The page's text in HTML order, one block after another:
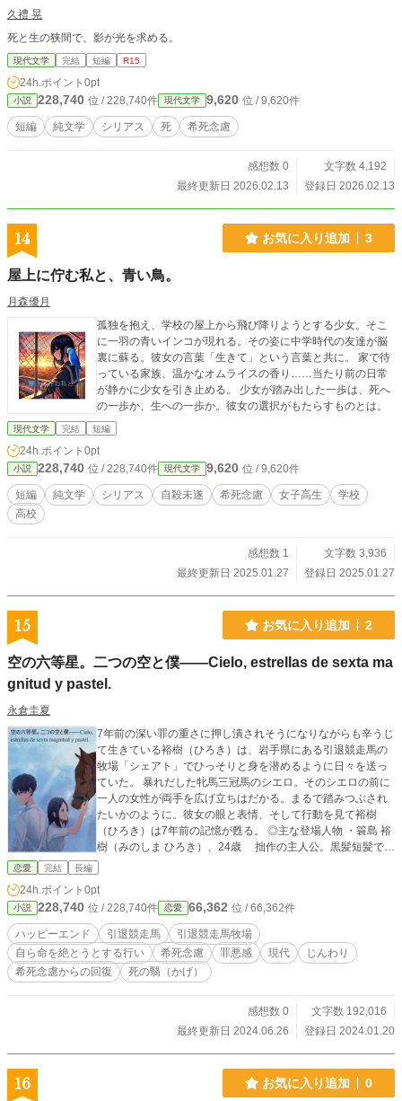
久禮 晃
死と生の狭間で、影が光を求める。
現代文学 完結 短編 R15
24h.ポイント 0pt
小説 228,740 位 / 228,740件 現代文学 9,620 位 / 9,620件
短編 純文学 シリアス 死 希死念慮
感想数 0
文字数 4,192
最終更新日 2026.02.13
登録日 2026.02.13
14 お気に入り追加 3
屋上に佇む私と、青い鳥。
月森優月
孤独を抱え、学校の屋上から飛び降りようとする少女。そこ
に一羽の青いインコが現れる。その姿に中学時代の友達が脳
裏に蘇る。彼女の言葉「生きて」という言葉と共に。 家で待
っている家族、温かなオムライスの香り……当たり前の日常
が静かに少女を引き止める。 少女が踏み出した一歩は、死へ
の一歩か、生への一歩か。彼女の選択がもたらすものとは。
現代文学 完結 短編
24h.ポイント 0pt
小説 228,740 位 / 228,740件 現代文学 9,620 位 / 9,620件
短編 純文学 シリアス 自殺未遂 希死念慮 女子高生
学校
高校
感想数 1
文字数 3,936
最終更新日 2025.01.27
登録日 2025.01.27
15 お気に入り追加 2
空の六等星。二つの空と僕――Cielo, estrellas de sexta ma
gnitud y pastel.
永倉圭夏
7年前の深い罪の重さに押し潰されそうになりながらも辛うじ
て生きている裕樹（ひろき）は、岩手県にある引退競走馬の
牧場「シェアト」でひっそりと身を潜めるように日々を送っ
ていた。 暴れだした牝馬三冠馬のシエロ。そのシエロの前に
一人の女性が両手を広げ立ちはだかる。まるで踏みつぶされ
たいかのように。彼女の眼と表情、そして行動を見て裕樹
（ひろき）は7年前の記憶が甦る。 ◎主な登場人物 ・簑島 裕
樹（みのしま ひろき）、24歳 拙作の主人公。黒髪短髪で細
マッチョタイプ。背は高い方。 7年前の出来事で自責の念
を死神から救い出そうと奔走、したびたび果敢な自己犠牲を
発揮する。 ・空（そら）、28歳 拙作のヒロイン。サマーセ
ーターに細いデニム。細くて薄くて軽くBMIも17と危険なほ
どの痩身。胸も絶壁。平均よりやや小柄、黒いセミロング。
シェアトにふらりと現れ、暴れるシエロを一瞬で鎮めた。
裕樹に名を問われ、とっさに「空（そら）」と答える。明ら
元競走馬。正しくはコレドールシエロ。栃栗毛、左後脚に半
勝利している。生涯戦績は17戦11勝。脚質は典型的な逃げ。
馬主（うまぬし）はもうずいぶんと老齢の海崎 知宏（かいざ
き ともひろ）。 非常に神経質で気が強く調教には向かない
恋愛 完結 長編
24h.ポイント 0pt
小説 228,740 位 / 228,740件 恋愛 66,362 位 / 66,362件
ハッピーエンド 引退競走馬
引退競走馬牧場
自ら命を絶とうとする行い
希死念慮 罪悪感 現代
じんわり
希死念慮からの回復
死の翳（かげ）
感想数 0
文字数 192,016
最終更新日 2024.06.26
登録日 2024.01.20
16 お気に入り追加 0